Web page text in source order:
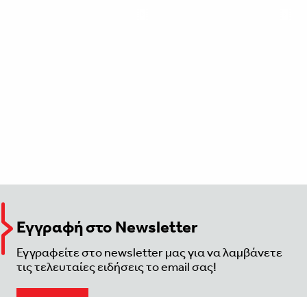
Εγγραφή στο Newsletter
Εγγραφείτε στο newsletter μας για να λαμβάνετε
τις τελευταίες ειδήσεις το email σας!